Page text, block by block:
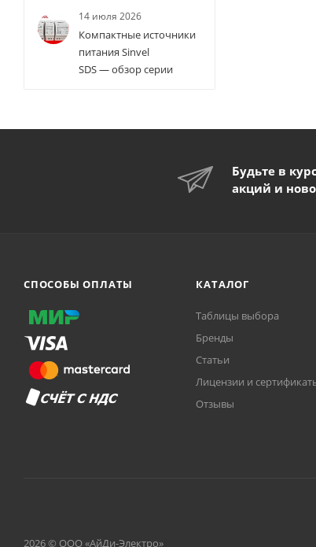
14 июля 2026
Компактные источники
питания Sinvel
SDS — обзор серии
Будьте в
акций и
СПОСОБЫ ОПЛАТЫ КАТАЛОГ
Таблицы выбора
Бренды
Статьи
Лицензии и
Отзывы
2026 © ООО «АйДи-Электро»